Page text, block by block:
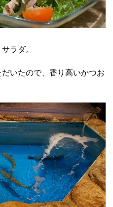
ラダ。
いたので、香り高いかつお